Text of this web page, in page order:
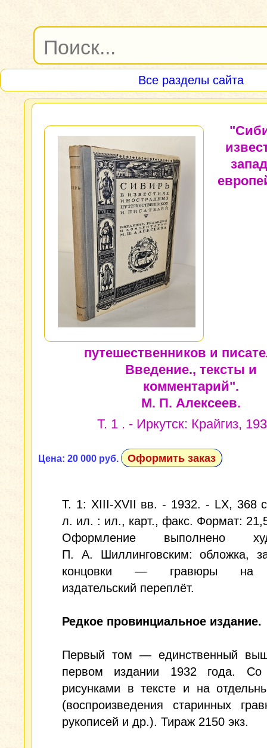
Все разделы сайта
путешественников и
Введение., тексты и
комментарий".
М. П. Алексеев.
Т. 1 . - Иркутск: Крайгиз,
Цена: 20 000 руб. Оформить заказ
Т. 1: XIII-XVII вв. - 1932. - LX, 368
л. ил. : ил., карт., факс. Формат:
Оформление выполнено
П. А. Шиллинговским: обложка,
концовки — гравюры на
издательский переплёт.
Редкое провинциальное издание.
Первый том — единственный
первом издании 1932 года. Со
рисунками в тексте и на
(воспроизведения старинных
рукописей и др.). Тираж 2150 экз.